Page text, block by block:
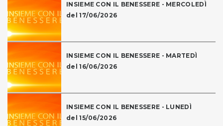
INSIEME CON IL BENESSERE - MERCOLEDÌ
del 17/06/2026
INSIEME CON IL BENESSERE - MARTEDÌ
del 16/06/2026
INSIEME CON IL BENESSERE - LUNEDÌ
del 15/06/2026